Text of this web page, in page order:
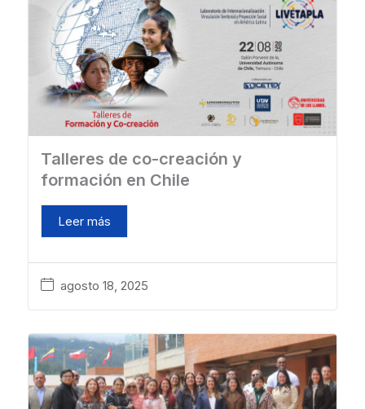
Talleres de co-creación y
formación en Chile
agosto 18, 2025
Leer más